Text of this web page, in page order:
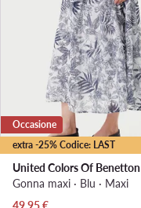
extra -25% Codice: LAST
Occasione
United Colors Of Benetton
Gonna maxi · Blu · Maxi
Prezzo attuale